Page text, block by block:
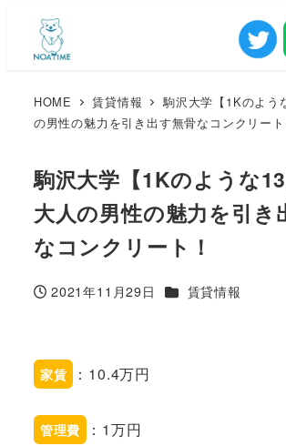
HOME 賃貸情報
駒沢大学【1Kのよう
の男性の魅力を引き出す無骨なコンクリート
駒沢大学【1Kのような13
大人の男性の魅力を引き
なコンクリート！
投稿日
2021年11月29日 カテゴリー
賃貸情報
家賃 ：10.4万円
管理費 ：1万円